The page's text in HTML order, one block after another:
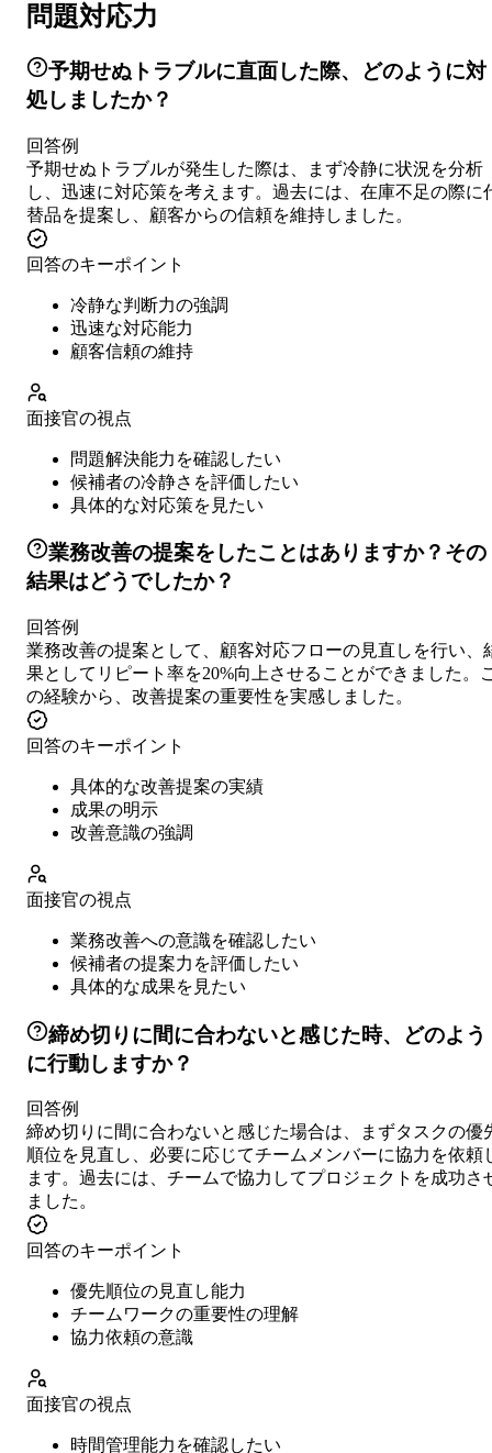
問題対応力
予期せぬトラブルに直面した際、どのように対
処しましたか？
回答例
予期せぬトラブルが発生した際は、まず冷静に状況を分析
し、迅速に対応策を考えます。過去には、在庫不足の際に
替品を提案し、顧客からの信頼を維持しました。
回答のキーポイント
冷静な判断力の強調
迅速な対応能力
顧客信頼の維持
面接官の視点
問題解決能力を確認したい
候補者の冷静さを評価したい
具体的な対応策を見たい
業務改善の提案をしたことはありますか？その
結果はどうでしたか？
回答例
業務改善の提案として、顧客対応フローの見直しを行い、
果としてリピート率を20%向上させることができました。
の経験から、改善提案の重要性を実感しました。
回答のキーポイント
具体的な改善提案の実績
成果の明示
改善意識の強調
面接官の視点
業務改善への意識を確認したい
候補者の提案力を評価したい
具体的な成果を見たい
締め切りに間に合わないと感じた時、どのよう
に行動しますか？
回答例
締め切りに間に合わないと感じた場合は、まずタスクの優
順位を見直し、必要に応じてチームメンバーに協力を依頼
ます。過去には、チームで協力してプロジェクトを成功さ
ました。
回答のキーポイント
優先順位の見直し能力
チームワークの重要性の理解
協力依頼の意識
面接官の視点
時間管理能力を確認したい